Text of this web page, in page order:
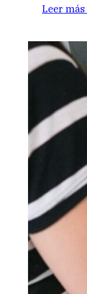
Leer más